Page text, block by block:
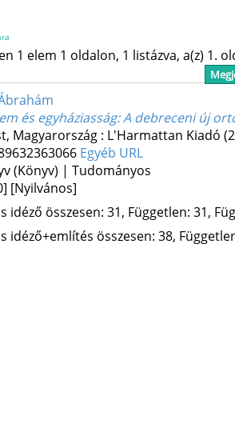
1 elem 1 oldalon, 1 listázva, a(z) 1.
és egyháziasság: A debreceni új
Magyarország : L'Harmattan Kiadó
Egyéb URL
(Könyv) | Tudományos
[Nyilvános]
idéző összesen: 31, Független: 31,
idéző+említés összesen: 38,